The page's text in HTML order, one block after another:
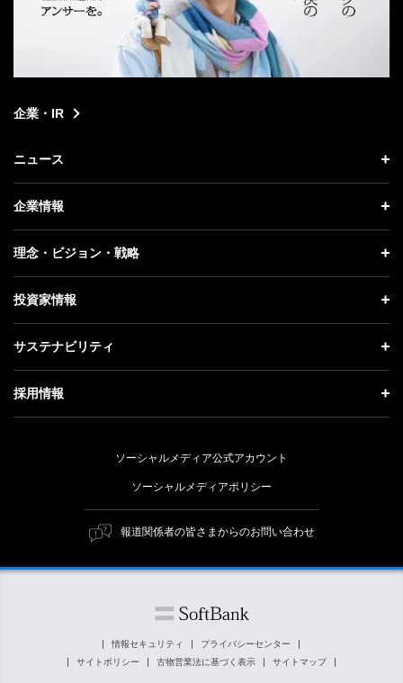
企業・IR
ニュース
ニュース トップ
プレスリリース
更新情報
記者説明会
企業情報
企業情報 トップ
社長メッセージ
事業紹介
ガバナンス
理念・ビジョン・戦略
理念・ビジョン・戦略 トップ
成長戦略「Activate AI for Society」
人材戦略
投資家情報
投資家情報 トップ
経営方針
個人投資家の皆さまへ
株式と社債について
サステナビリティ
サステナビリティ トップ
トップメッセージ
ESG方針・体制
マテリアリティ（重要課題）
ESGの主な取り組み
外部評価・イニシアチブ
採用情報
障がい者採用
ソーシャルメディア公式アカウント
ソーシャルメディアポリシー
報道関係者の皆さまからのお問い合わせ
情報セキュリティ
プライバシーセンター
サイトポリシー
古物営業法に基づく表示 サイトマップ